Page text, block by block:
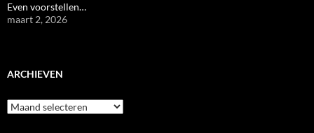
Even voorstellen…
maart 2, 2026
ARCHIEVEN
Archieven